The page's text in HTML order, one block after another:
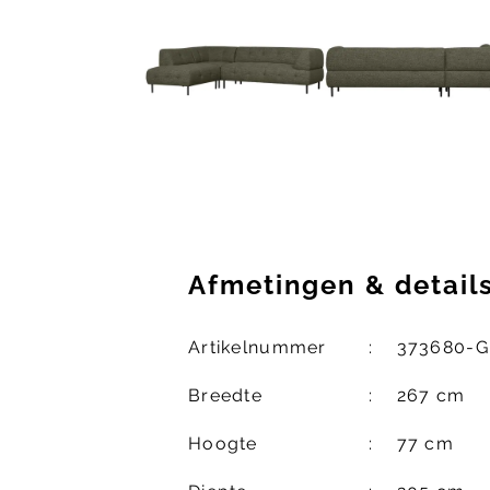
Afmetingen &
Artikelnummer 373680-
Breedte 267 cm
Hoogte 77 cm